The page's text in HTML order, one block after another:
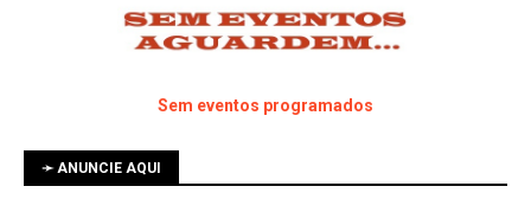
Sem eventos programados
➛ ANUNCIE AQUI